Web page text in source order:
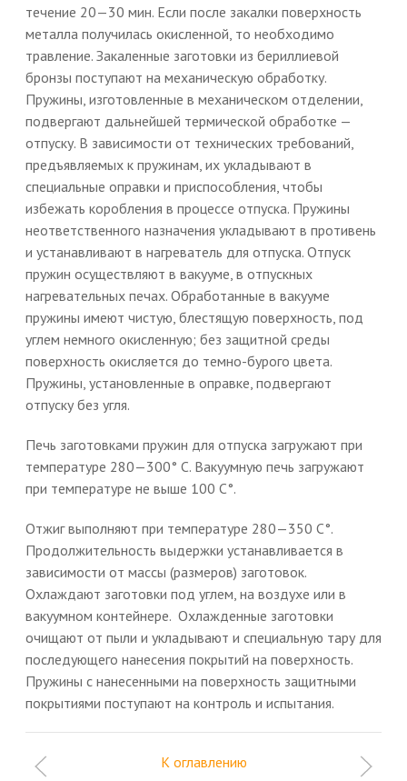
течение 20—30 мин. Если после закалки поверхность
металла получилась окисленной, то необходимо
травление. Закаленные заготовки из бериллиевой
бронзы поступают на механическую обработку.
Пружины, изготовленные в механическом отделении,
подвергают дальнейшей термической обработке —
отпуску. В зависимости от технических требований,
предъявляемых к пружинам, их укладывают в
специальные оправки и приспособления, чтобы
избежать коробления в процессе отпуска. Пружины
неответственного назначения укладывают в противень
и устанавливают в нагреватель для отпуска. Отпуск
пружин осуществляют в вакууме, в отпускных
нагревательных печах. Обработанные в вакууме
пружины имеют чистую, блестящую поверхность, под
углем немного окисленную; без защитной среды
поверхность окисляется до темно-бурого цвета.
Пружины, установленные в оправке, подвергают
отпуску без угля.
Печь заготовками пружин для отпуска загружают при
температуре 280—300° С. Вакуумную печь загружают
при температуре не выше 100 С°.
Отжиг выполняют при температуре 280—350 С°.
Продолжительность выдержки устанавливается в
зависимости от массы (размеров) заготовок.
Охлаждают заготовки под углем, на воздухе или в
вакуумном контейнере. Охлажденные заготовки
очищают от пыли и укладывают и специальную тару для
последующего нанесения покрытий на поверхность.
Пружины с нанесенными на поверхность защитными
покрытиями поступают на контроль и испытания.
К оглавлению